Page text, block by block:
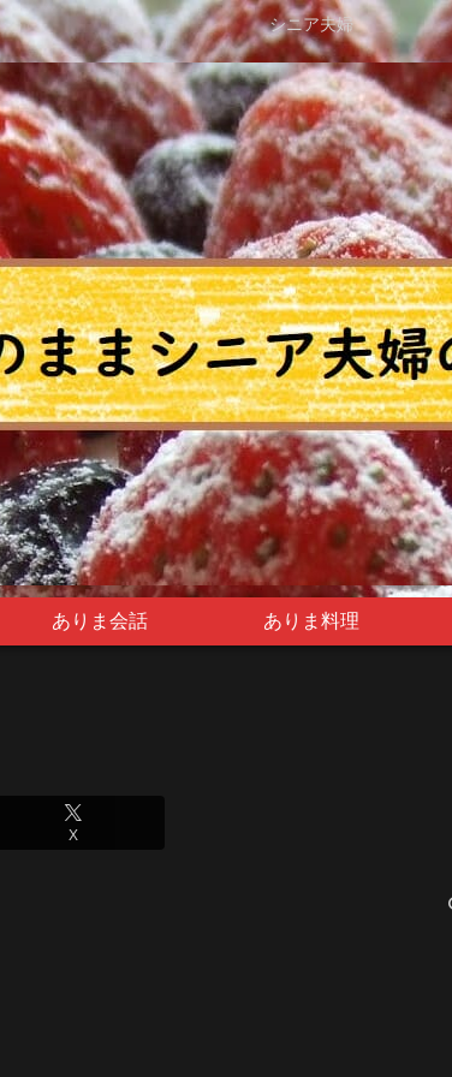
シニア夫婦
ありま会話 ありま料理
X